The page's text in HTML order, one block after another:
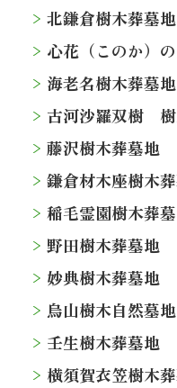
北鎌倉樹木葬墓地
心花（このか）
海老名樹木葬墓地
古河沙羅双樹
藤沢樹木葬墓地
鎌倉材木座樹木
稲毛霊園樹木葬
野田樹木葬墓地
妙典樹木葬墓地
烏山樹木自然墓地
壬生樹木葬墓地
横須賀衣笠樹木